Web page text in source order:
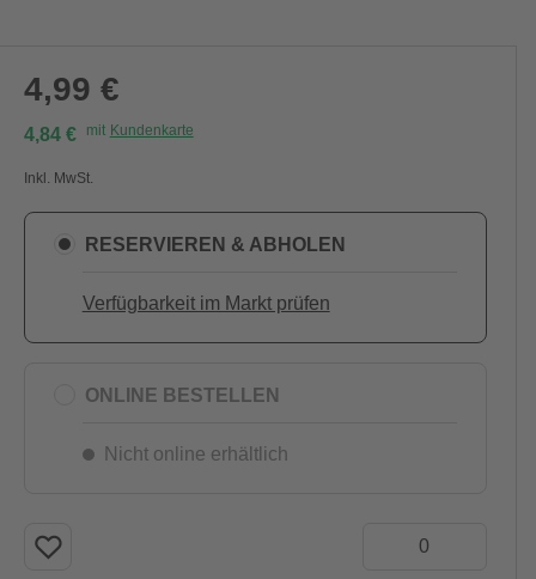
4,99 €
4,84 € mit Kundenkarte
Inkl. MwSt.
RESERVIEREN & ABHOLEN
Verfügbarkeit im Markt prüfen
ONLINE BESTELLEN
Nicht online erhältlich